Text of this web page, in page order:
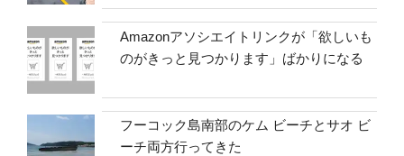
Amazonアソシエイトリンクが「欲しいも
のがきっと見つかります」ばかりになる
フーコック島南部のケム ビーチとサオ ビ
ーチ両方行ってきた